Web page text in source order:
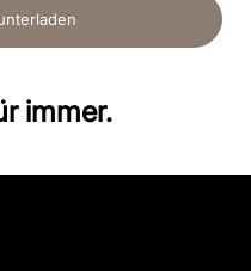
immer.